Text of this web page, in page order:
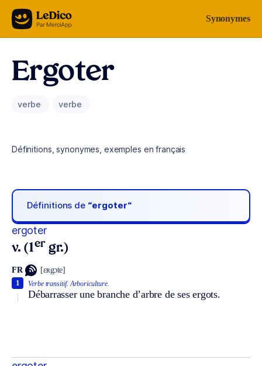
Aller au contenu Synonymes
Ergoter
verbe verbe
Définitions, synonymes, exemples en français
Définitions de “ergoter“
ergoter
v. (1er gr.)
FR [ɛʀgɔte]
Verbe transitif. Arboriculture.
Débarrasser une branche d’arbre de ses ergots.
1